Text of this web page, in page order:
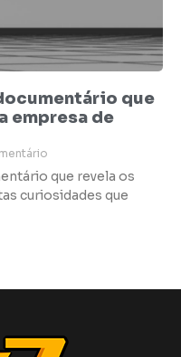
que
empresa de
que revela os
curiosidades que